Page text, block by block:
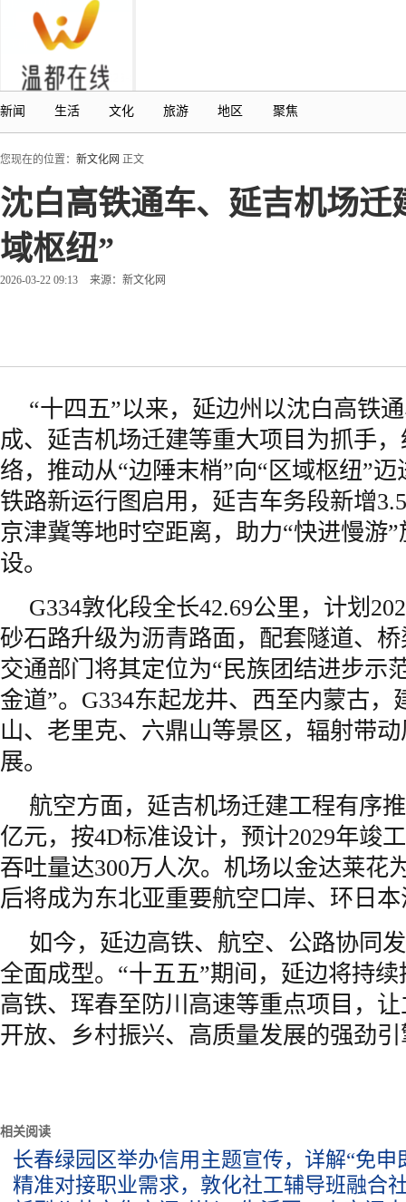
新闻 生活 文化 旅游 地区 聚焦
您现在的位置： 新文化网 正文
沈白高铁通车、延吉机场迁
域枢纽”
2026-03-22 09:13 来源：新文化网
“十四五”以来，延边州以沈白高铁
成、延吉机场迁建等重大项目为抓手
络，推动从“边陲末梢”向“区域枢纽”
铁路新运行图启用，延吉车务段新增
京津冀等地时空距离，助力“快进慢游
设。
G334敦化段全长42.69公里，计划
砂石路升级为沥青路面，配套隧道、
交通部门将其定位为“民族团结进步示
金道”。G334东起龙井、西至内蒙古，
山、老里克、六鼎山等景区，辐射带
展。
航空方面，延吉机场迁建工程有序
亿元，按4D标准设计，预计2029年竣
吞吐量达300万人次。机场以金达莱花
后将成为东北亚重要航空口岸、环日
如今，延边高铁、航空、公路协同
全面成型。“十五五”期间，延边将持
高铁、珲春至防川高速等重点项目，
开放、乡村振兴、高质量发展的强劲
相关阅读
长春绿园区举办信用主题宣传，详解“免申
精准对接职业需求，敦化社工辅导班融合